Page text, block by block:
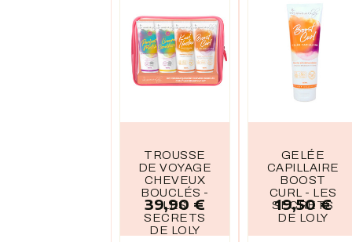
TROUSSE
DE VOYAGE
CHEVEUX
BOUCLÉS -
LES
SECRETS
DE LOLY
Prix
39,90 €
GELÉE
CAPILLAIRE
BOOST
CURL - LES
SECRETS
DE LOLY
Prix
19,50 €